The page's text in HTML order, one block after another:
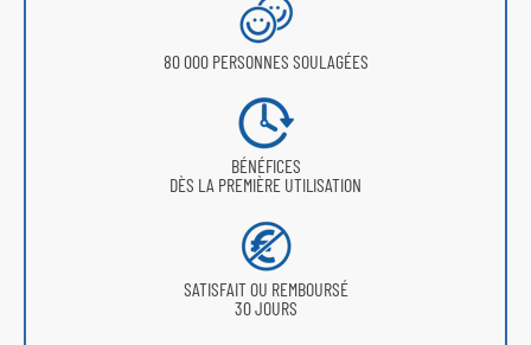
80 000 PERSONNES SOULAGÉES
BÉNÉFICES
DÈS LA PREMIÈRE UTILISATION
SATISFAIT OU REMBOURSÉ
30 JOURS